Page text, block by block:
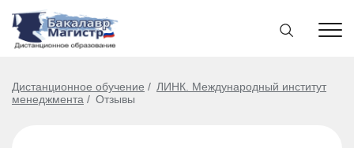
Дистанционное обучение
ЛИНК. Международный институт
менеджмента
Отзывы